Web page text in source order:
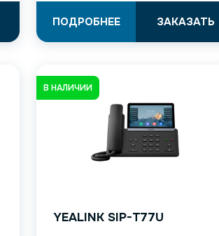
ЗАКАЗАТЬ
ПОДРОБНЕЕ
В НАЛИЧИИ
YEALINK SIP-T77U